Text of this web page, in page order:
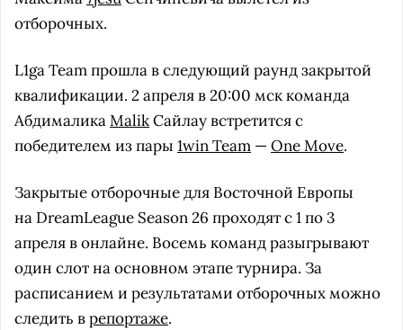
отборочных.
L1ga Team прошла в следующий раунд закрытой
квалификации. 2 апреля в 20:00 мск команда
АбдималикаMalikСайлау встретится с
победителем из пары 1win Team —One Move.
Закрытые отборочные для Восточной Европы
на DreamLeague Season 26 проходят с 1 по 3
апреля в онлайне. Восемь команд разыгрывают
один слот на основном этапе турнира. За
расписанием и результатами отборочных можно
следить врепортаже.